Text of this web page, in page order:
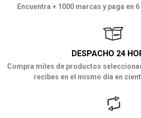
Encuentra + 1000 marcas y paga en
DESPACHO 24
Compra miles de productos
recibes en el mismo día en